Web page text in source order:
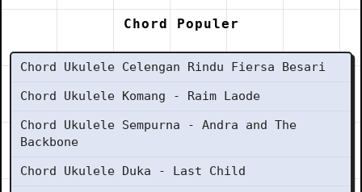
Chord Populer
Chord Ukulele Celengan Rindu Fiersa Besari
Chord Ukulele Komang - Raim Laode
Chord Ukulele Sempurna - Andra and The
Backbone
Chord Ukulele Duka - Last Child